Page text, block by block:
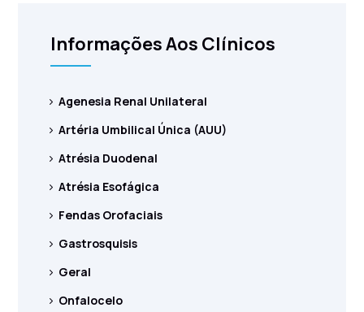
Informações Aos Clínicos
Agenesia Renal Unilateral
Artéria Umbilical Única (AUU)
Atrésia Duodenal
Atrésia Esofágica
Fendas Orofaciais
Gastrosquisis
Geral
Onfalocelo